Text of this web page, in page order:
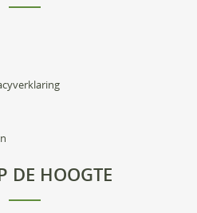
DE HOOGTE